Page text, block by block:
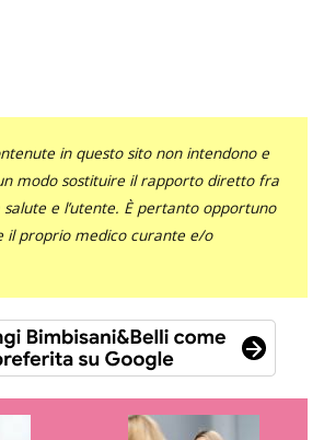
in questo sito non intendono e
modo sostituire il rapporto diretto fra
e l’utente. È pertanto opportuno
il proprio medico curante e/o